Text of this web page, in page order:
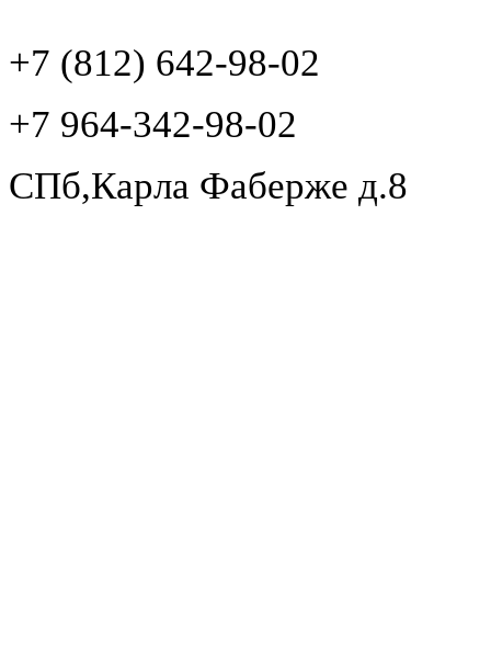
+7 (812) 642-98-02
+7 964-342-98-02
СПб,Карла Фаберже д.8